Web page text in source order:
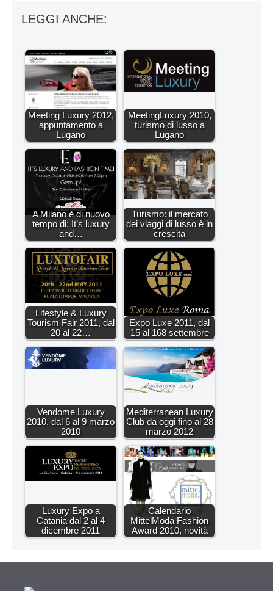
LEGGI ANCHE:
Meeting Luxury 2012,
appuntamento a
Lugano
MeetingLuxury 2010,
turismo di lusso a
Lugano
A Milano è di nuovo
tempo di: It’s luxury
and…
Turismo: il mercato
dei viaggi di lusso è in
crescita
Lifestyle & Luxury
Tourism Fair 2011, dal
20 al 22…
Expo Luxe 2011, dal
15 al 168 settembre
Vendome Luxury
2010, dal 6 al 9 marzo
2010
Mediterranean Luxury
Club da oggi fino al 28
marzo 2012
Luxury Expo a
Catania dal 2 al 4
dicembre 2011
Calendario
MittelModa Fashion
Award 2010, novità